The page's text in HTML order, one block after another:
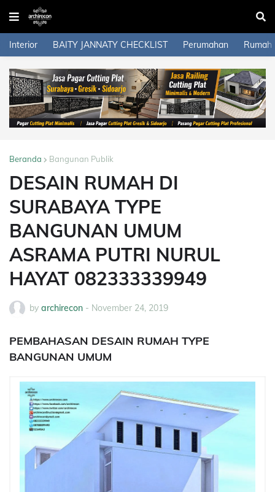
Interior BAITY JANNATY CHECKLIST Perumahan Rumah
Beranda Bangunan Publik
DESAIN RUMAH DI
SURABAYA TYPE
BANGUNAN UMUM
ASRAMA PUTRI NURUL
HAYAT 082333339949
by archirecon - November 24, 2019
PEMBAHASAN DESAIN RUMAH TYPE
BANGUNAN UMUM